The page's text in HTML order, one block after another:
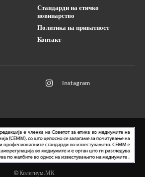
Стандарди на етичко
новинарство
Политика на приватност
Контакт
Instagram
© Колегиум.МК